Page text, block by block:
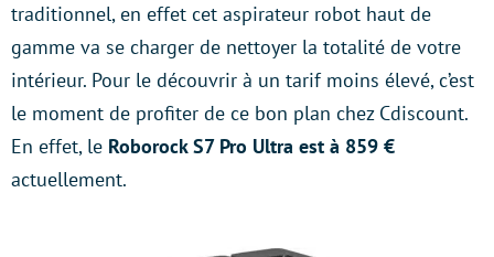
traditionnel, en effet cet aspirateur robot haut de
gamme va se charger de nettoyer la totalité de votre
intérieur. Pour le découvrir à un tarif moins élevé, c’est
le moment de profiter de ce bon plan chez Cdiscount.
En effet, le Roborock S7 Pro Ultra est à 859 €
actuellement.